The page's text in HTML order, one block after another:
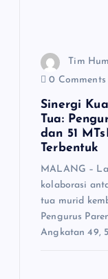
Tim
0 Comments
Sinergi
Tua:
dan 51
Terbentuk
MALANG –
kolaborasi
tua murid
Pengurus
Angkatan 49,